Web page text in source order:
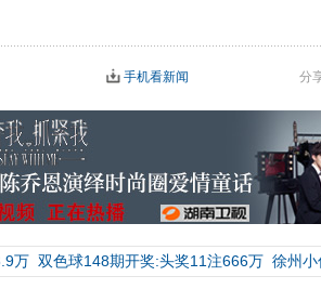
分
手机看新闻
万 双色球148期开奖:头奖11注666万 徐州